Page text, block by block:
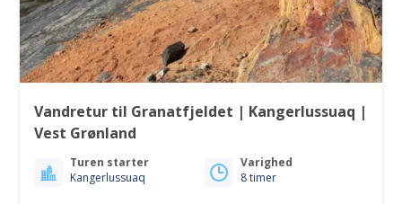
Vandretur til Granatfjeldet | Kangerlussuaq |
Vest Grønland
Turen starter
Kangerlussuaq
Varighed
8 timer